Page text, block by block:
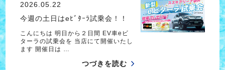
2026.05.22
今週の土日はeﾋﾞﾀｰﾗ試乗会！！
こんにちは 明日から２日間 EV車eビ
ターラの試乗会を 当店にて開催いたし
ます 開催日は …
つづきを読む